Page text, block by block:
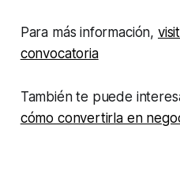
Para más información,
convocatoria
También te puede
cómo convertirla en